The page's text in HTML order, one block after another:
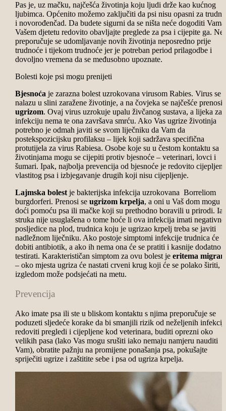
Pas je, uz mačku, najčešća životinja koju ljudi drže kao kućnog
ljubimca. Općenito možemo zaključiti da psi nisu opasni za
i novorođenčad. Da budete sigurni da se ništa neće dogoditi
Vašem djetetu redovito obavljajte preglede za psa i cijepite ga. Ne
preporučuje se udomljavanje novih životinja neposredno prije
trudnoće i tijekom trudnoće jer je potreban period prilagodbe i
dovoljno vremena da se međusobno upoznate.
Bolesti koje psi mogu prenijeti
Bjesnoća je zarazna bolest uzrokovana virusom Rabies. Virus se
nalazu u slini zaražene životinje, a na čovjeka se najčešće prenosi
ugrizom. Ovaj virus uzrokuje upalu živčanog sustava, a lijeka za
infekciju nema te ona završava smrću. Ako Vas ugrize životinja
potrebno je odmah javiti se svom liječniku da Vam da
postekspozicijsku profilaksu – lijek koji sadržava specifična
protutijela za virus Rabiesa. Osobe koje su u čestom kontaktu sa
životinjama mogu se cijepiti protiv bjesnoće – veterinari, lovci i
šumari. Ipak, najbolja prevencija od bjesnoće je redovito
vlastitog psa i izbjegavanje drugih koji nisu cijepljenje.
Lajmska bolestje bakterijska infekcija uzrokovana Borreliom
burgdorferi. Prenosi se ugrizom krpelja, a oni u Vaš dom mogu
doći pomoću psa ili mačke koji su prethodno boravili u prirodi.
struka nije usuglašena o tome hoće li ova infekcija imati negativne
posljedice na plod, trudnica koju je ugrizao krpelj treba se javiti
nadležnom liječniku. Ako postoje simptomi infekcije trudnica će
dobiti antibiotik, a ako ih nema ona će se pratiti i kasnije dodatno
testirati. Karakterističan simptom za ovu bolest je eritema
– oko mjesta ugriza će nastati crveni krug koji će se polako širiti, a
izgledom može podsjećati na metu.
Prevencija
Ako imate psa ili ste u bliskom kontaktu s njima preporučuje se
poduzeti sljedeće korake da bi smanjili rizik od neželjenih
redoviti pregledi i cijepljene kod veterinara, buditi oprezni oko
velikih pasa (lako Vas mogu srušiti iako nemaju namjeru nauditi
Vam), obratite pažnju na promijene ponašanja psa, pokušajte
spriječiti ugrize i zaštitite sebe i psa od ugriza krpelja.